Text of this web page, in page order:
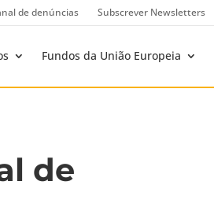
de denúncias Subscrever Newsletters
Fundos da União Europeia
de